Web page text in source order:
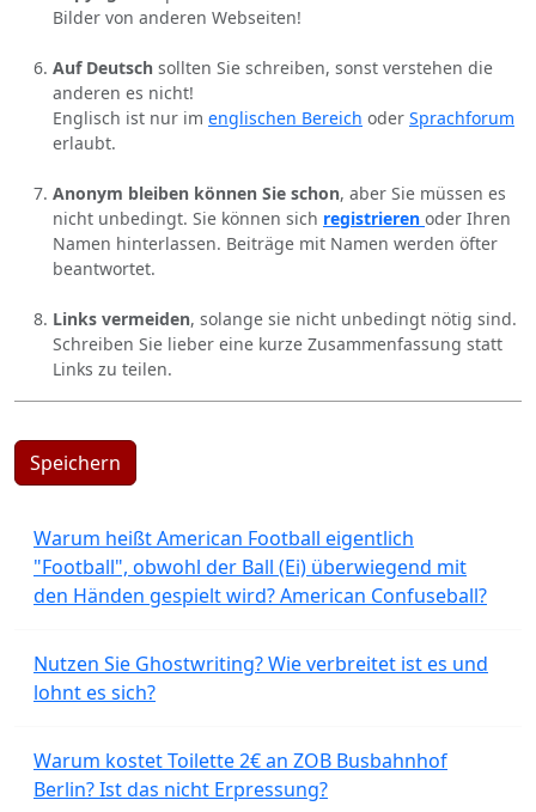
Bilder von anderen Webseiten!
Auf Deutsch sollten Sie schreiben, sonst verstehen die
anderen es nicht!
Englisch ist nur im englischen Bereich oder Sprachforum
erlaubt.
Anonym bleiben können Sie schon, aber Sie müssen es
nicht unbedingt. Sie können sich registrieren oder Ihren
Namen hinterlassen. Beiträge mit Namen werden öfter
beantwortet.
Links vermeiden, solange sie nicht unbedingt nötig sind.
Schreiben Sie lieber eine kurze Zusammenfassung statt
Links zu teilen.
Speichern
Warum heißt American Football eigentlich
"Football", obwohl der Ball (Ei) überwiegend mit
den Händen gespielt wird? American Confuseball?
Nutzen Sie Ghostwriting? Wie verbreitet ist es und
lohnt es sich?
Warum kostet Toilette 2€ an ZOB Busbahnhof
Berlin? Ist das nicht Erpressung?